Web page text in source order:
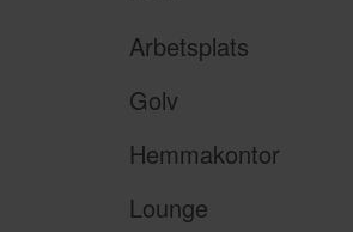
Arbetsplats
Golv
Hemmakontor
Lounge